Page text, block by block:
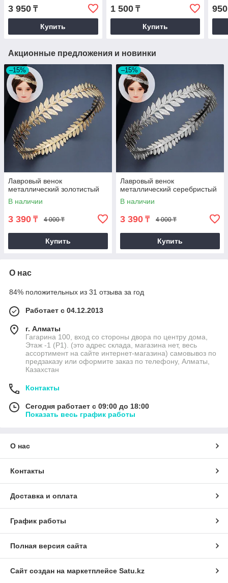
3 950 ₸
Купить
1 500₸
Купить
950
Акционные предложения и новинки
–15%
Лавровый венок
металлический золотистый
В наличии
3 390 ₸ 4 000 ₸
Купить
–15%
Лавровый венок
металлический серебристый
В наличии
3 390 ₸ 4 000 ₸
Купить
О нас
84% положительных из 31 отзыва за год
Работает с 04.12.2013
г. Алматы
Гагарина 100, вход со стороны двора по центру дома,
Этаж -1 (P1). (это адрес склада, магазина нет, весь
ассортимент на сайте интернет-магазина) самовывоз по
предзаказу или оформите заказ по телефону, Алматы,
Казахстан
Контакты
Сегодня работает с 09:00 до 18:00
Показать весь график работы
О нас
Контакты
Доставка и оплата
График работы
Полная версия сайта
Сайт создан на маркетплейсе Satu.kz